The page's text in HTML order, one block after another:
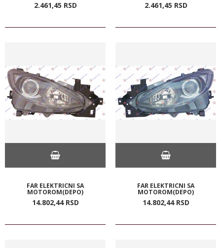
2.461,45 RSD 2.461,45 RSD
FAR ELEKTRICNI SA
MOTOROM(DEPO)
14.802,44 RSD
FAR ELEKTRICNI SA
MOTOROM(DEPO)
14.802,44 RSD